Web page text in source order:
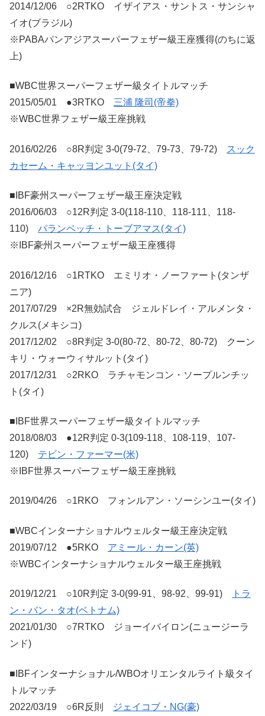
2014/12/06 ○2RTKO イザイアス・サントス・サンシャ
イオ(ブラジル)
※PABAパンアジアスーパーフェザー級王座獲得(のちに返
上)
■WBC世界スーパーフェザー級タイトルマッチ
2015/05/01 ●3RTKO 三浦 隆司(帝拳)
※WBC世界フェザー級王座挑戦
2016/02/26 ○8R判定 3-0(79-72、79-73、79-72)
スック
カセーム・キャッヨンユット(タイ)
■IBF豪州スーパーフェザー級王座決定戦
2016/06/03 ○12R判定 3-0(118-110、118-111、118-
110) パランペッチ・トーブアマス(タイ)
※IBF豪州スーパーフェザー級王座獲得
2016/12/16 ○1RTKO エミリオ・ノーファート(タンザ
ニア)
2017/07/29 ×2R無効試合 ジェルドレイ・アルメンタ・
クルス(メキシコ)
2017/12/02 ○8R判定 3-0(80-72、80-72、80-72) クーン
キリ・ウォーウィサルット(タイ)
2017/12/31 ○2RKO ラチャモンコン・ソープルンチッ
ト(タイ)
■IBF世界スーパーフェザー級タイトルマッチ
2018/08/03 ●12R判定 0-3(109-118、108-119、107-
120) テビン・ファーマー(米)
※IBF世界スーパーフェザー級王座挑戦
2019/04/26 ○1RKO フォンルアン・ソーシンユー(タイ)
■WBCインターナショナルウェルター級王座決定戦
2019/07/12 ●5RKO アミール・カーン(英)
※WBCインターナショナルウェルター級王座挑戦
2019/12/21 ○10R判定 3-0(99-91、98-92、99-91)
トラ
ン・バン・タオ(ベトナム)
2021/01/30 ○7RTKO ジョーイバイロン(ニュージーラ
ンド)
■IBFインターナショナル/WBOオリエンタルライト級タイ
トルマッチ
2022/03/19 ○6R反則
ジェイコブ・NG(豪)